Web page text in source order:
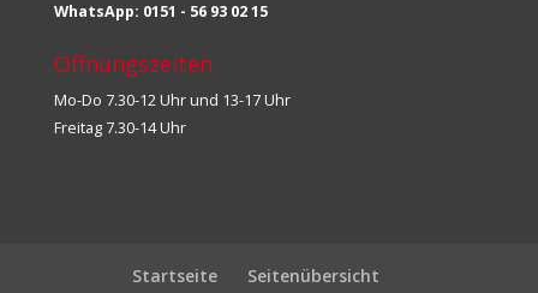
WhatsApp: 0151 - 56 93 02 15
Öffnungszeiten
Mo-Do 7.30-12 Uhr und 13-17 Uhr
Freitag 7.30-14 Uhr
Startseite
Seitenübersicht